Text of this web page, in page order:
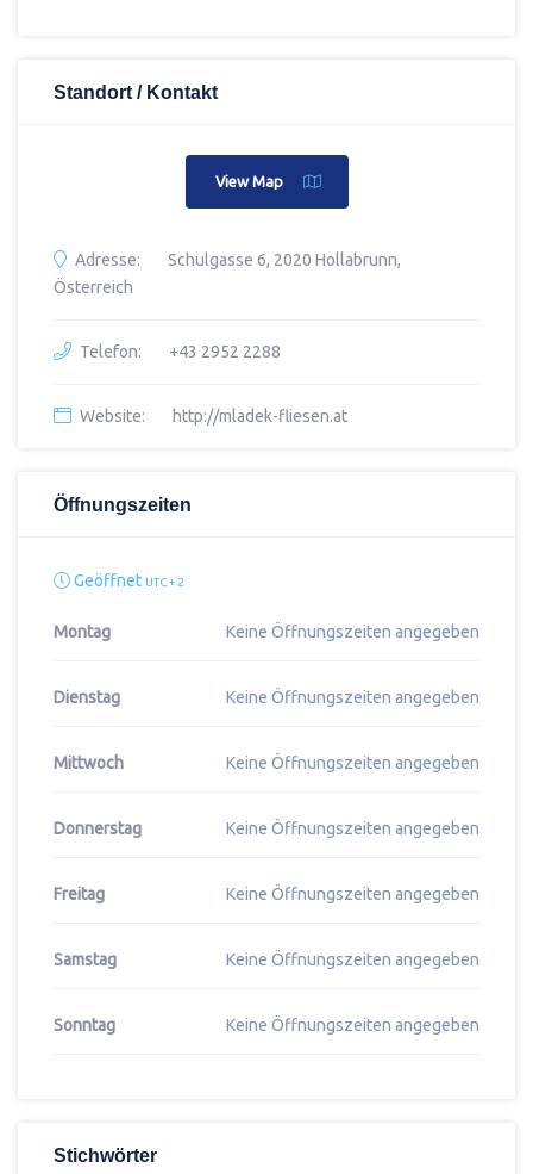
Standort / Kontakt
View Map
Adresse:
Schulgasse 6, 2020 Hollabrunn,
Österreich
Telefon: +43 2952 2288
Website: http://mladek-fliesen.at
Öffnungszeiten
Geöffnet UTC + 2
Montag Keine Öffnungszeiten angegeben
Dienstag Keine Öffnungszeiten angegeben
Mittwoch Keine Öffnungszeiten angegeben
Donnerstag Keine Öffnungszeiten angegeben
Freitag Keine Öffnungszeiten angegeben
Samstag Keine Öffnungszeiten angegeben
Sonntag Keine Öffnungszeiten angegeben
Stichwörter